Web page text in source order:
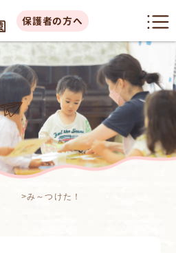
保護者の方へ
>み～つけた！